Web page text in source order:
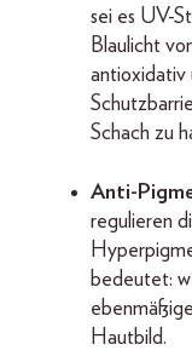
sei es UV-
Blaulicht
antioxidativ
Schach zu
Anti-
regulieren
bedeutet:
Hautbild.